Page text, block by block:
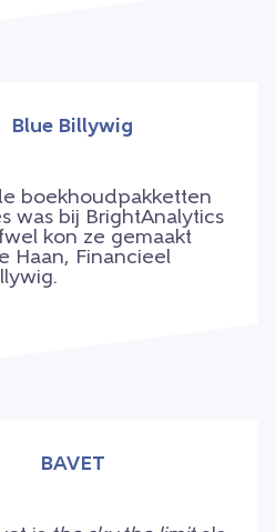
Blue Billywig
boekhoudpakketten
was bij BrightAnalytics
kon ze gemaakt
Haan, Financieel
BAVET